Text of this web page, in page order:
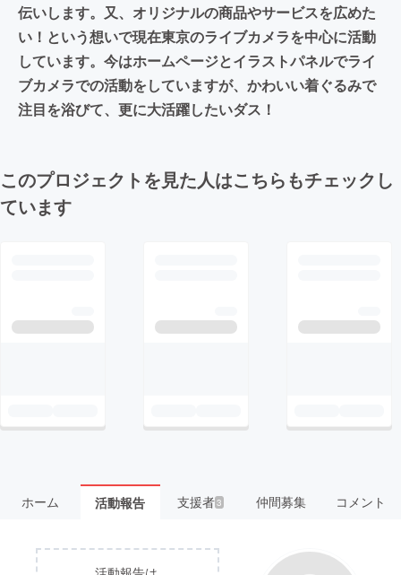
伝いします。又、オリジナルの商品やサービスを広めた
い！という想いで現在東京のライブカメラを中心に活動
しています。今はホームページとイラストパネルでライ
ブカメラでの活動をしていますが、かわいい着ぐるみで
注目を浴びて、更に大活躍したいダス！
このプロジェクトを見た人はこちらもチェックし
ています
ホーム 活動報告 支援者3 仲間募集 コメント